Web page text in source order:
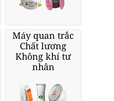
Máy quan trắc
Chất lương
Không khí tư
nhân